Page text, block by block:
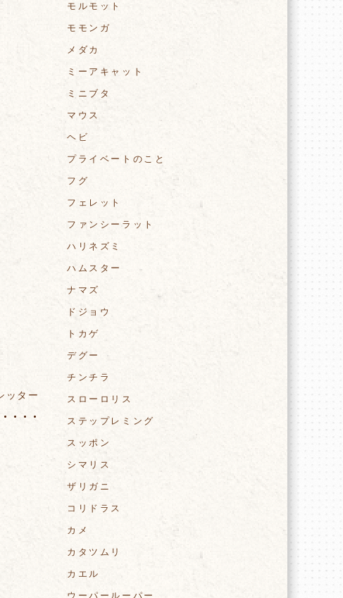
ッター
モルモット
モモンガ
メダカ
ミーアキャット
ミニブタ
マウス
ヘビ
プライベートのこと
フグ
フェレット
ファンシーラット
ハリネズミ
ハムスター
ナマズ
ドジョウ
トカゲ
デグー
チンチラ
スローロリス
ステップレミング
スッポン
シマリス
ザリガニ
コリドラス
カメ
カタツムリ
カエル
ウーパールーパー